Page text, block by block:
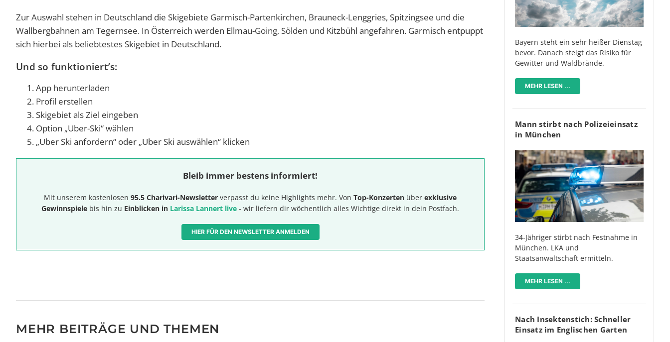
Zur Auswahl stehen in Deutschland die Skigebiete Garmisch-Partenkirchen, Brauneck-Lenggries, Spitzingsee und die
Wallbergbahnen am Tegernsee. In Österreich werden Ellmau-Going, Sölden und Kitzbühl angefahren. Garmisch entpuppt
sich hierbei als beliebtestes Skigebiet in Deutschland.
Und so funktioniert’s:
App herunterladen
Profil erstellen
Skigebiet als Ziel eingeben
Option „Uber-Ski“ wählen
„Uber Ski anfordern“ oder „Uber Ski auswählen“ klicken
Bleib immer bestens informiert!
Mit unserem kostenlosen 95.5 Charivari-Newsletter verpasst du keine Highlights mehr. Von Top-Konzerten über exklusive
Gewinnspiele bis hin zu Einblicken in Larissa Lannert live - wir liefern dir wöchentlich alles Wichtige direkt in dein Postfach.
HIER FÜR DEN NEWSLETTER ANMELDEN
MEHR BEITRÄGE UND THEMEN
Bayern steht ein sehr heißer Dienstag
bevor. Danach steigt das Risiko für
Gewitter und Waldbrände.
MEHR LESEN ...
Mann stirbt nach Polizeieinsatz
in München
34-Jähriger stirbt nach Festnahme in
München. LKA und
Staatsanwaltschaft ermitteln.
MEHR LESEN ...
Nach Insektenstich: Schneller
Einsatz im Englischen Garten